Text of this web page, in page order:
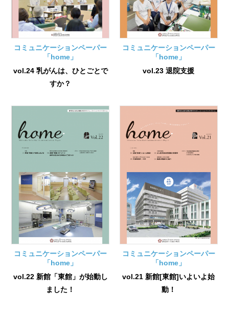
コミュニケーションペーパー
「home」
vol.24 乳がんは、ひとごとで
すか？
コミュニケーションペーパー
「home」
vol.23 退院支援
コミュニケーションペーパー
「home」
vol.22 新館「東館」が始動し
ました！
コミュニケーションペーパー
「home」
vol.21 新館[東館]いよいよ始
動！